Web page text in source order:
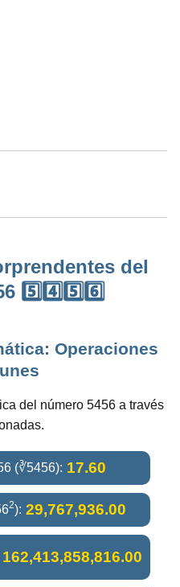
del
5️⃣4️⃣5️⃣6️⃣
Operaciones
del número 5456 a través
(∛5456): 17.60
2): 29,767,936.00
162,413,858,816.00